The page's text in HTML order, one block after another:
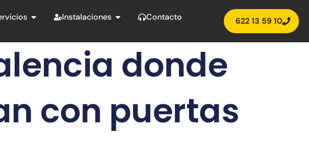
Abrir ServiciosInstalaciones Abrir Instalaciones
Contacto 622 13 59 10
donde
con puertas